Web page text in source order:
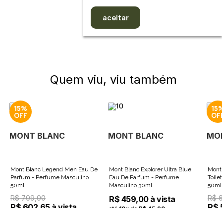
Quem viu, viu também
15%
MONT BLANC
Mont Blanc Legend Men Eau De
Parfum - Perfume Masculino
50ml
R$ 709,00
MONT BLANC
Mont Blanc Explorer Ultra Blue
Eau De Parfum - Perfume
Masculino 30ml
R$ 459,00 à vista
Mont
50ml
R$
aceitar